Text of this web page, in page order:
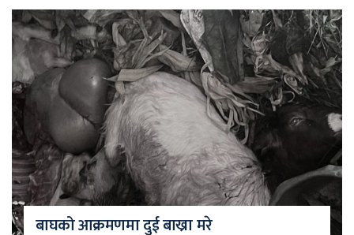
बाघको आक्रमणमा दुई बाख्रा मरे